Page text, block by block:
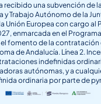
recibido una subvención de
y Trabajo Autónomo de la
Unión Europea con cargo al
enmarcada en el
fomento de la contratación
de Andalucía. Línea 2.
indefinidas
autónomas, y a
ordinaria por parte de